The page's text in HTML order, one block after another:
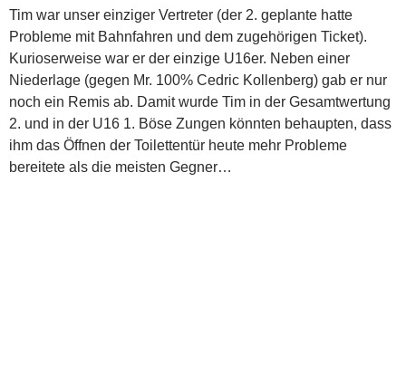
Tim war unser einziger Vertreter (der 2. geplante hatte
Probleme mit Bahnfahren und dem zugehörigen Ticket).
Kurioserweise war er der einzige U16er. Neben einer
Niederlage (gegen Mr. 100% Cedric Kollenberg) gab er nur
noch ein Remis ab. Damit wurde Tim in der Gesamtwertung
2. und in der U16 1. Böse Zungen könnten behaupten, dass
ihm das Öffnen der Toilettentür heute mehr Probleme
bereitete als die meisten Gegner…